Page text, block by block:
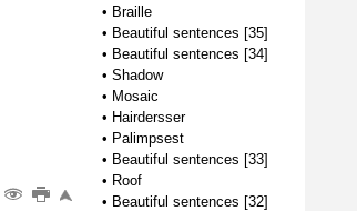
• Braille
• Beautiful sentences [35]
• Beautiful sentences [34]
• Shadow
• Mosaic
• Hairdersser
• Palimpsest
• Beautiful sentences [33]
• Roof
• Beautiful sentences [32]